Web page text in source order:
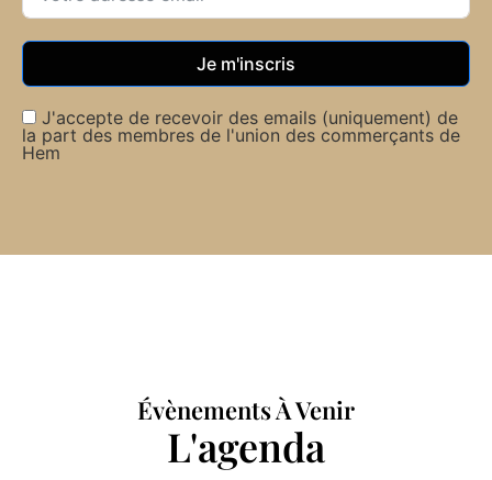
Je m'inscris
J'accepte de recevoir des emails (uniquement) de
la part des membres de l'union des commerçants de
Hem
Évènements À Venir
L'agenda